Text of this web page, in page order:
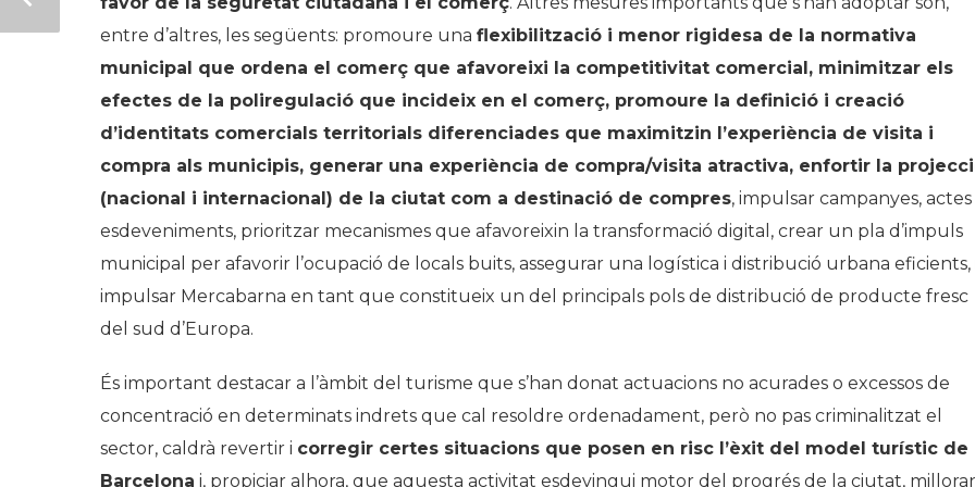
entre d’altres, les següents: promoure una flexibilització i menor rigidesa de la normativa
municipal que ordena el comerç que afavoreixi la competitivitat comercial, minimitzar els
efectes de la poliregulació que incideix en el comerç, promoure la definició i creació
d’identitats comercials territorials diferenciades que maximitzin l’experiència de visita i
compra als municipis, generar una experiència de compra/visita atractiva, enfortir la
(nacional i internacional) de la ciutat com a destinació de compres, impulsar campanyes, actes
esdeveniments, prioritzar mecanismes que afavoreixin la transformació digital, crear un pla d’impuls
municipal per afavorir l’ocupació de locals buits, assegurar una logística i distribució urbana eficients,
impulsar Mercabarna en tant que constitueix un del principals pols de distribució de producte fresc
del sud d’Europa.
És important destacar a l’àmbit del turisme que s’han donat actuacions no acurades o excessos de
concentració en determinats indrets que cal resoldre ordenadament, però no pas criminalitzat el
sector, caldrà revertir i corregir certes situacions que posen en risc l’èxit del model turístic de
Barcelona i, propiciar alhora, que aquesta activitat esdevingui motor del progrés de la ciutat,